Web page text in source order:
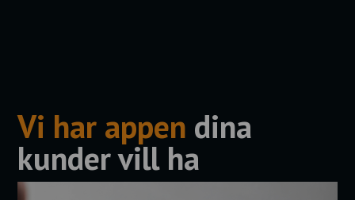
Vi har appen dina
kunder vill ha